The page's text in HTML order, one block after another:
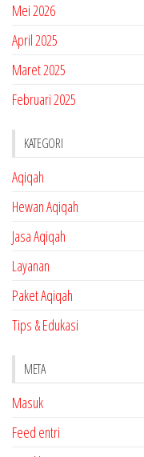
Mei 2026
April 2025
Maret 2025
Februari 2025
KATEGORI
Aqiqah
Hewan Aqiqah
Jasa Aqiqah
Layanan
Paket Aqiqah
Tips & Edukasi
META
Masuk
Feed entri